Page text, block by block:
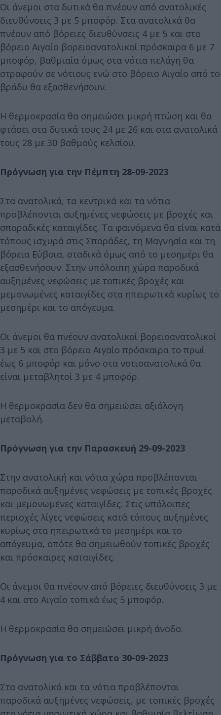
Οι άνεμοι στα δυτικά θα πνέουν από ανατολικές
διευθύνσεις 3 με 5 μποφόρ. Στα ανατολικά θα
πνέουν από βόρειες διευθύνσεις 4 με 5 και στο
βόρειο Αιγαίο βορειοανατολικοί πρόσκαιρα 6 με 7
μποφόρ, βαθμιαία όμως στα νότια πελάγη θα
στραφούν σε νότιους ενώ στο βόρειο Αιγαίο από το
βράδυ θα εξασθενήσουν.
Η θερμοκρασία θα σημειώσει μικρή πτώση και θα
φτάσει στα δυτικά τους 24 με 26 και στα ανατολικά
τους 28 με 30 βαθμούς κελσίου.
Πρόγνωση για την Πέμπτη 28-09-2023
Στα ανατολικά, τα κεντρικά και τα νότια
προβλέπονται αυξημένες νεφώσεις με βροχές και
σποραδικές καταιγίδες. Τα φαινόμενα θα είναι κατά
τόπους ισχυρά στις Σποράδες, τη Μαγνησία και τη
βόρεια Εύβοια, σταδικά όμως από το μεσημέρι θα
εξασθενήσουν. Στην υπόλοιπη χώρα παροδικά
αυξημένες νεφώσεις με τοπικές βροχές και
μεμονωμένες καταιγίδες στα ηπειρωτικά κυρίως το
μεσημέρι και το απόγευμα.
Οι άνεμοι θα πνέουν ανατολικοί βορειοανατολικοί
3 με 5 και στο βόρειο Αιγαίο πρόσκαιρα το πρωί
έως 6 μποφόρ και μόνο στα νοτιοανατολικά θα
είναι μεταβλητοί 3 με 4 μποφόρ.
Η θερμοκρασία δεν θα σημειώσει αξιόλογη
μεταβολή.
Πρόγνωση για την Παρασκευή 29-09-2023
Στην ανατολική και νότια χώρα προβλέπονται
παροδικά αυξημένες νεφώσεις με τοπικές βροχές
και μεμονωμένες καταιγίδες. Στις υπόλοιπες
περιοχές λίγες νεφώσεις κατά τόπους αυξημένες
κυρίως στα ηπειρωτικά το μεσημέρι και το
απόγευμα, οπότε θα σημειωθούν τοπικές βροχές
και πρόσκαιρες καταιγίδες.
Οι άνεμοι θα πνέουν από βόρειες διευθύνσεις 3 με
4 και στο Αιγαίο τοπικά έως 5 μποφόρ.
Η θερμοκρασία θα σημειώσει μικρή άνοδο.
Πρόγνωση για το Σάββατο 30-09-2023
Στα ανατολικά και τα νότια προβλέπονται
παροδικά αυξημένες νεφώσεις, με τοπικές βροχές